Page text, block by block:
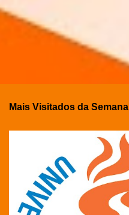
Mais Visitados da Semana